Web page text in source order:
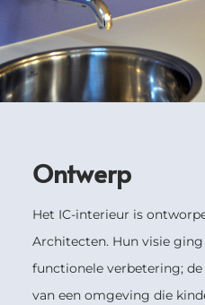
Ontwerp
Het IC-interieur is
Architecten. Hun visie
functionele verbetering;
van een omgeving die